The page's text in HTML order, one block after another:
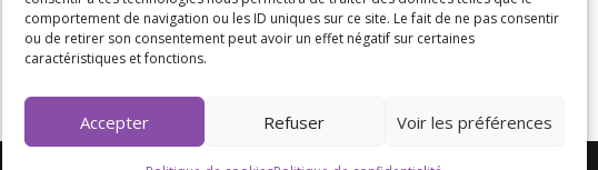
comportement de navigation ou les ID uniques sur ce site. Le fait de ne pas consentir
ou de retirer son consentement peut avoir un effet négatif sur certaines
caractéristiques et fonctions.
Accepter Refuser Voir les préférences